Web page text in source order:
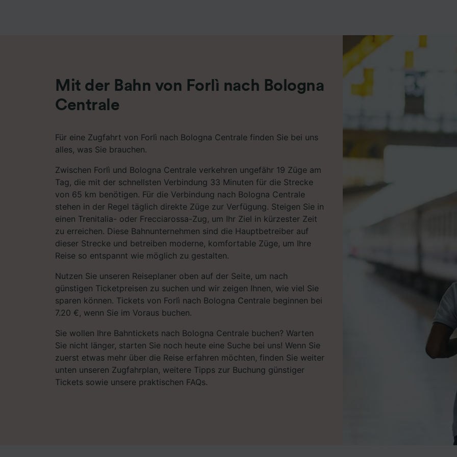
Mit der Bahn von Forlì nach Bologna
Centrale
Für eine Zugfahrt von Forlì nach Bologna Centrale finden Sie bei uns
alles, was Sie brauchen.
Zwischen Forlì und Bologna Centrale verkehren ungefähr 19 Züge am
Tag, die mit der schnellsten Verbindung 33 Minuten für die Strecke
von 65 km benötigen. Für die Verbindung nach Bologna Centrale
stehen in der Regel täglich direkte Züge zur Verfügung. Steigen Sie in
einen Trenitalia- oder Frecciarossa-Zug, um Ihr Ziel in kürzester Zeit
zu erreichen. Diese Bahnunternehmen sind die Hauptbetreiber auf
dieser Strecke und betreiben moderne, komfortable Züge, um Ihre
Reise so entspannt wie möglich zu gestalten.
Nutzen Sie unseren Reiseplaner oben auf der Seite, um nach
günstigen Ticketpreisen zu suchen und wir zeigen Ihnen, wie viel Sie
sparen können. Tickets von Forlì nach Bologna Centrale beginnen bei
7.20 €, wenn Sie im Voraus buchen.
Sie wollen Ihre Bahntickets nach Bologna Centrale buchen? Warten
Sie nicht länger, starten Sie noch heute eine Suche bei uns! Wenn Sie
zuerst etwas mehr über die Reise erfahren möchten, finden Sie weiter
unten unseren Zugfahrplan, weitere Tipps zur Buchung günstiger
Tickets sowie unsere praktischen FAQs.